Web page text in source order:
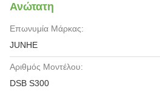
Ανώτατη
Επωνυμία Μάρκας:
JUNHE
Αριθμός Μοντέλου:
DSB S300